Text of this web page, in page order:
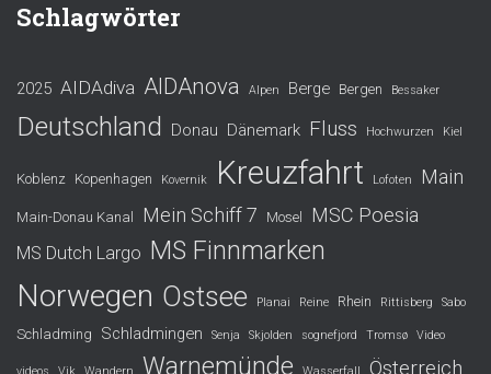
Schlagwörter
2025 AIDAdiva AIDAnova Alpen Berge Bergen Bessaker
Deutschland Donau Dänemark Fluss Hochwurzen Kiel
Koblenz Kopenhagen Kovernik Kreuzfahrt Lofoten Main
Main-Donau Kanal Mein Schiff 7 Mosel MSC Poesia
MS Dutch Largo MS Finnmarken
Norwegen Ostsee Planai Reine Rhein Rittisberg Sabo
Schladming Schladmingen Senja Skjolden sognefjord Tromsø Video
Warnemünde Österreich